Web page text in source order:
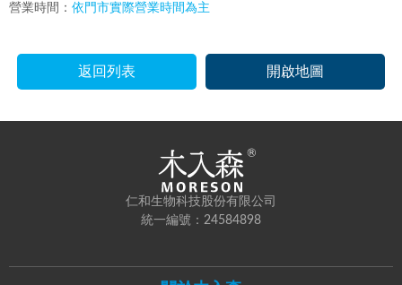
營業時間： 依門市實際營業時間為主
返回列表 開啟地圖
仁和生物科技股份有限公司
統一編號：24584898